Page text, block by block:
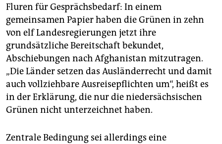
Fluren für Gesprächsbedarf: In einem
gemeinsamen Papier haben die Grünen in zehn
von elf Landesregierungen jetzt ihre
grundsätzliche Bereitschaft bekundet,
Abschiebungen nach Afghanistan mitzutragen.
„Die Länder setzen das Ausländerrecht und damit
auch vollziehbare Ausreisepflichten um“, heißt es
in der Erklärung, die nur die niedersächsischen
Grünen nicht unterzeichnet haben.
Zentrale Bedingung sei allerdings eine